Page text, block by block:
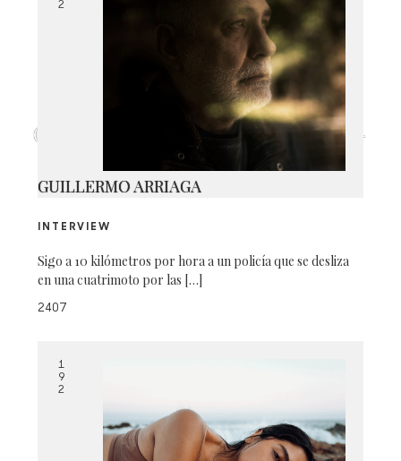
CAPTURA DE PANTALLA 2026-06-
19 A LA(S) 2.53.14 P.M.
2
GUILLERMO ARRIAGA
INTERVIEW
Sigo a 10 kilómetros por hora a un policía que se desliza
en una cuatrimoto por las […]
2407
1
9
2